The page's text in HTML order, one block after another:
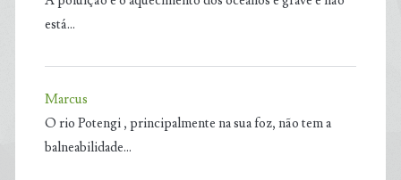
está…
Marcus
O rio Potengi , principalmente na sua foz, não tem a
balneabilidade…